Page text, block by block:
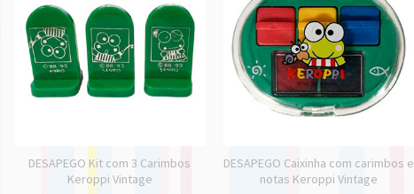
DESAPEGO Kit com 3 Carimbos
Keroppi Vintage
DESAPEGO Caixinha com carimbos e
notas Keroppi Vintage